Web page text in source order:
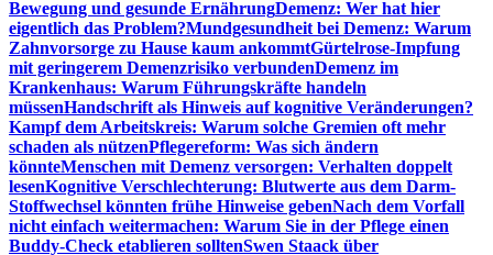
Bewegung und gesunde ErnährungDemenz: Wer hat hier
eigentlich das Problem?Mundgesundheit bei Demenz: Warum
Zahnvorsorge zu Hause kaum ankommtGürtelrose-Impfung
mit geringerem Demenzrisiko verbundenDemenz im
Krankenhaus: Warum Führungskräfte handeln
müssenHandschrift als Hinweis auf kognitive Veränderungen?
Kampf dem Arbeitskreis: Warum solche Gremien oft mehr
schaden als nützenPflegereform: Was sich ändern
könnteMenschen mit Demenz versorgen: Verhalten doppelt
lesenKognitive Verschlechterung: Blutwerte aus dem Darm-
Stoffwechsel könnten frühe Hinweise gebenNach dem Vorfall
nicht einfach weitermachen: Warum Sie in der Pflege einen
Buddy-Check etablieren solltenSwen Staack über